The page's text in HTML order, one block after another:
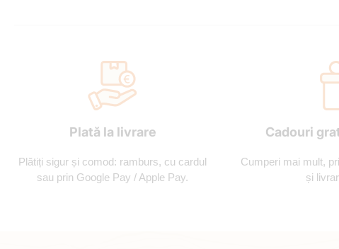
Plată la livrare
Plătiți sigur și comod: ramburs, cu cardul
sau prin Google Pay / Apple Pay.
Cadouri
Cumperi mai mult,
și